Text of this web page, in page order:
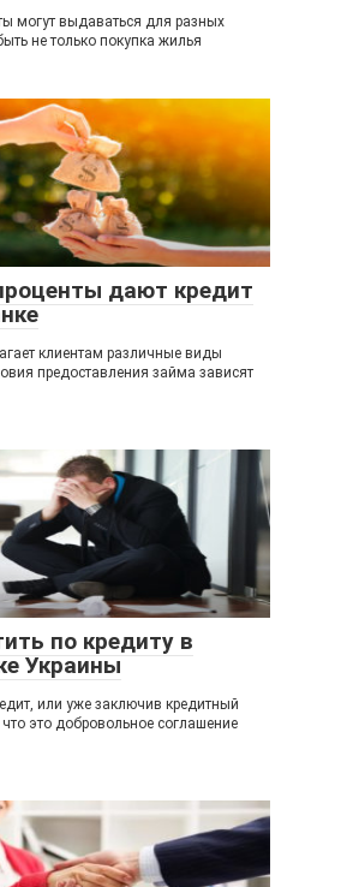
могут выдаваться для разных
не только покупка жилья
дают кредит
клиентам различные виды
предоставления займа зависят
по кредиту в
Украины
или уже заключив кредитный
это добровольное соглашение